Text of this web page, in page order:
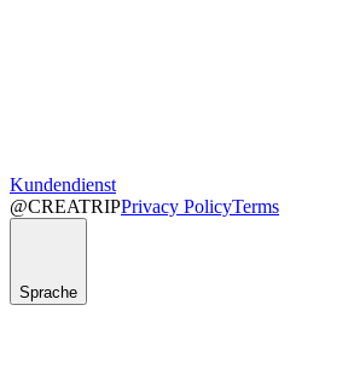
Kundendienst
@CREATRIPPrivacy PolicyTerms
Sprache